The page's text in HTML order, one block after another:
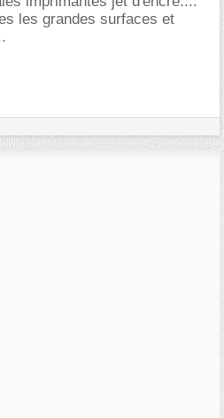
les grandes surfaces et